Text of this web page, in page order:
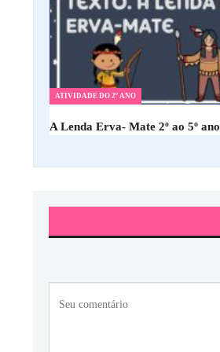
ATIVIDADE DO 2º ANO
A Lenda Erva- Mate 2º ao 5º ano